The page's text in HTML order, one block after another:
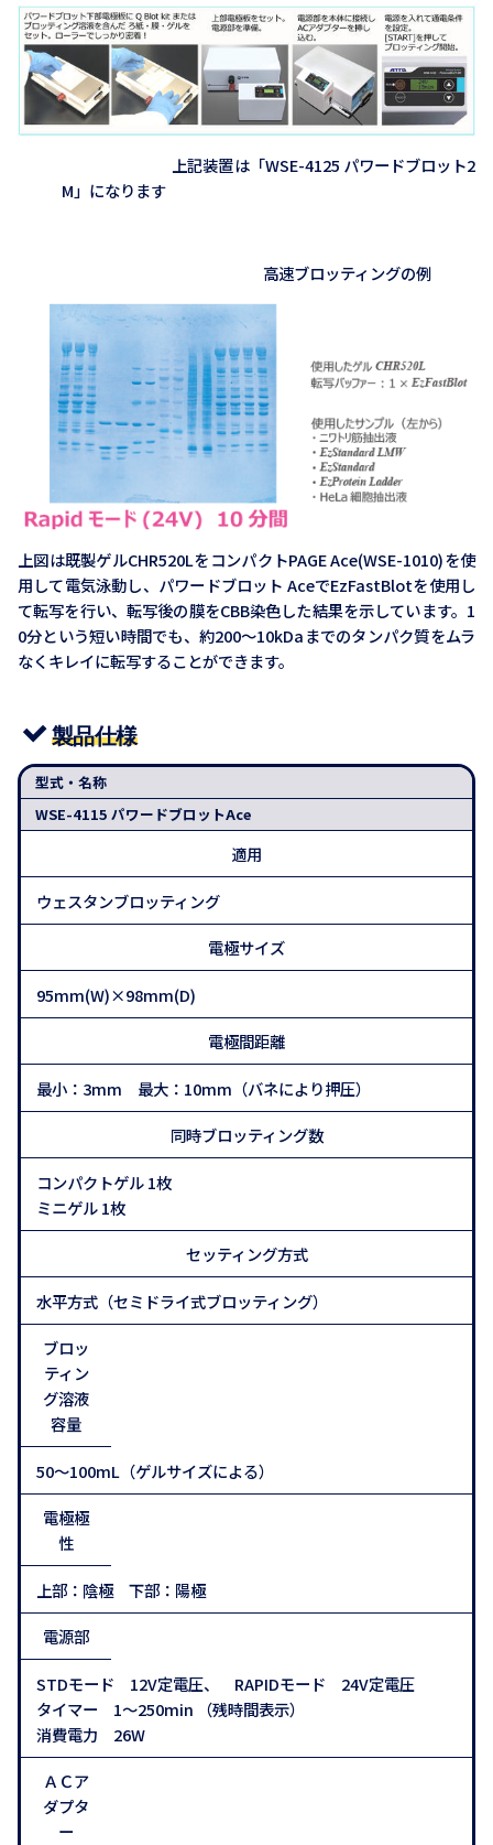
上記装置は「WSE-4125 パワードブロット2
M」になります
高速ブロッティングの例
上図は既製ゲルCHR520LをコンパクトPAGE Ace(WSE-1010)を使
用して電気泳動し、パワードブロット AceでEzFastBlotを使用し
て転写を行い、転写後の膜をCBB染色した結果を示しています。1
0分という短い時間でも、約200～10kDaまでのタンパク質をムラ
なくキレイに転写することができます。
製品仕様
型式・名称
WSE-4115 パワードブロットAce
適用
ウェスタンブロッティング
電極サイズ
95mm(W)×98mm(D)
電極間距離
最小：3mm 最大：10mm（バネにより押圧）
同時ブロッティング数
コンパクトゲル 1枚
ミニゲル 1枚
セッティング方式
水平方式（セミドライ式ブロッティング）
ブロッ
ティン
グ溶液
容量
50～100mL（ゲルサイズによる）
電極極
性
上部：陰極 下部：陽極
電源部
STDモード 12V定電圧、 RAPIDモード 24V定電圧
タイマー 1～250min （残時間表示）
消費電力 26W
ＡＣア
ダプタ
ー